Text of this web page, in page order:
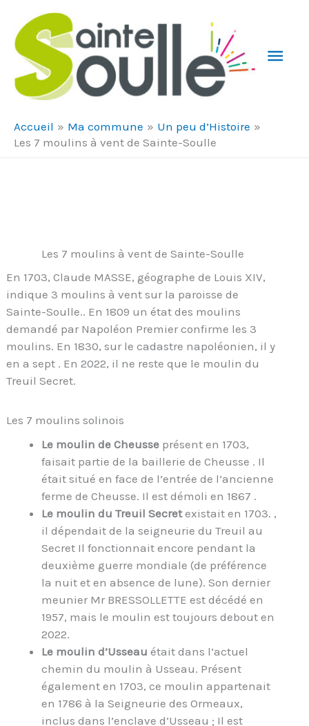
Accueil Ma commune
Un peu d’Histoire
Les 7 moulins à vent de Sainte-Soulle
Les 7 moulins à vent de Sainte-Soulle
En 1703, Claude MASSE, géographe de Louis XIV,
indique 3 moulins à vent sur la paroisse de
Sainte-Soulle.. En 1809 un état des moulins
demandé par Napoléon Premier confirme les 3
moulins. En 1830, sur le cadastre napoléonien, il y
en a sept . En 2022, il ne reste que le moulin du
Treuil Secret.
Les 7 moulins solinois
Le moulin de Cheusse présent en 1703,
faisait partie de la baillerie de Cheusse . Il
était situé en face de l’entrée de l’ancienne
ferme de Cheusse. Il est démoli en 1867 .
Le moulin du Treuil Secretexistait en 1703. ,
il dépendait de la seigneurie du Treuil au
Secret Il fonctionnait encore pendant la
deuxième guerre mondiale (de préférence
la nuit et en absence de lune). Son dernier
meunier Mr BRESSOLLETTE est décédé en
1957, mais le moulin est toujours debout en
2022.
Le moulin d’Usseau était dans l’actuel
chemin du moulin à Usseau. Présent
également en 1703, ce moulin appartenait
en 1786 à la Seigneurie des Ormeaux,
inclus dans l’enclave d’Usseau ; Il est